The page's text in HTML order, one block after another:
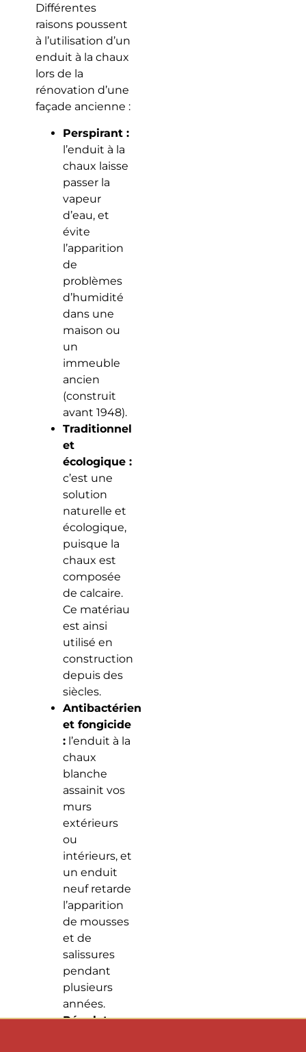
Différentes
raisons poussent
à l’utilisation d’un
enduit à la chaux
lors de la
rénovation d’une
façade ancienne :
Perspirant :
l’enduit à la
chaux laisse
passer la
vapeur
d’eau, et
évite
l’apparition
de
problèmes
d’humidité
dans une
maison ou
un
immeuble
ancien
(construit
avant 1948).
Traditionnel
et
écologique :
c’est une
solution
naturelle et
écologique,
puisque la
chaux est
composée
de calcaire.
Ce matériau
est ainsi
utilisé en
construction
depuis des
siècles.
Antibactérien
et fongicide
:l’enduit à la
chaux
blanche
assainit vos
murs
extérieurs
ou
intérieurs, et
un enduit
neuf retarde
l’apparition
de mousses
et de
salissures
pendant
plusieurs
années.
Régulateur